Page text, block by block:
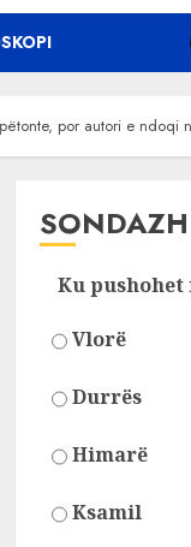
por autori e
SONDAZH
Ku pushohet
Vlorë
Durrës
Himarë
Ksamil